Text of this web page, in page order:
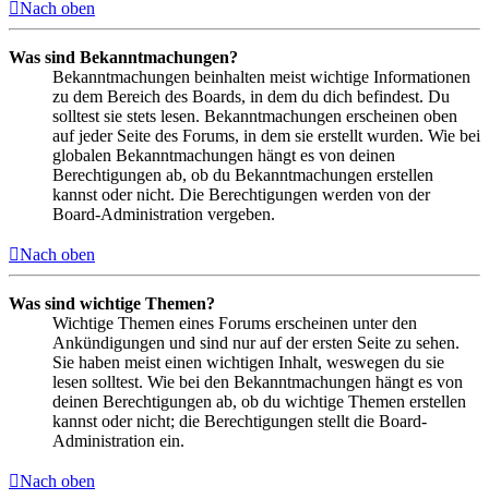
Nach oben
Was sind Bekanntmachungen?
Bekanntmachungen beinhalten meist wichtige Informationen
zu dem Bereich des Boards, in dem du dich befindest. Du
solltest sie stets lesen. Bekanntmachungen erscheinen oben
auf jeder Seite des Forums, in dem sie erstellt wurden. Wie bei
globalen Bekanntmachungen hängt es von deinen
Berechtigungen ab, ob du Bekanntmachungen erstellen
kannst oder nicht. Die Berechtigungen werden von der
Board-Administration vergeben.
Nach oben
Was sind wichtige Themen?
Wichtige Themen eines Forums erscheinen unter den
Ankündigungen und sind nur auf der ersten Seite zu sehen.
Sie haben meist einen wichtigen Inhalt, weswegen du sie
lesen solltest. Wie bei den Bekanntmachungen hängt es von
deinen Berechtigungen ab, ob du wichtige Themen erstellen
kannst oder nicht; die Berechtigungen stellt die Board-
Administration ein.
Nach oben